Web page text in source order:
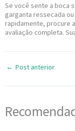
Se você sente a boca
garganta ressecada
rapidamente, procure
avaliação completa.
← Post anterior